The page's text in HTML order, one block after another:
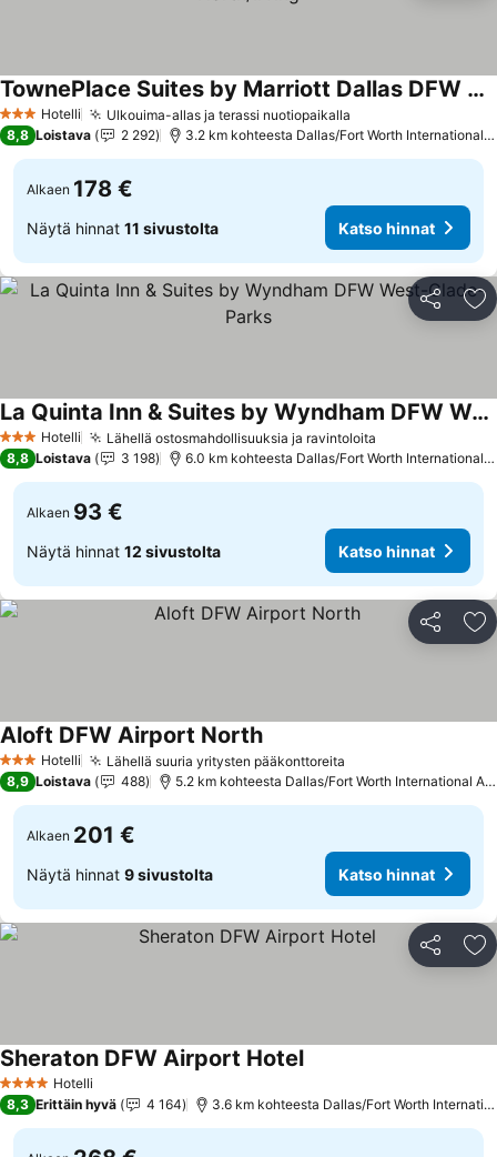
3 Tähtiluokitus
Hotelli Ulkouima-allas ja terassi nuotiopaikalla
TownePlace Suites by Marriott Dallas DFW Airport North/Irving
Katso hinnat
8,8 Loistava 2 292 3.2 km kohteesta Dallas/Fort Worth International
Alkaen 178 €
Näytä hinnat 11 sivustolta Katso hinnat
Jaa
3 Tähtiluokitus
Hotelli Lähellä ostosmahdollisuuksia ja ravintoloita
La Quinta Inn & Suites by Wyndham DFW West-Glade-Parks
Katso hinnat
8,8 Loistava 3 198 6.0 km kohteesta Dallas/Fort Worth International
Alkaen 93 €
Näytä hinnat 12 sivustolta Katso hinnat
Jaa
3 Tähtiluokitus
Hotelli Lähellä suuria yritysten pääkonttoreita
Aloft DFW Airport NorthKatso hinnat
8,9 Loistava 488 5.2 km kohteesta Dallas/Fort Worth International
Alkaen 201 €
Näytä hinnat 9 sivustolta Katso hinnat
Jaa
4 Tähtiluokitus
Hotelli
Sheraton DFW Airport HotelKatso hinnat
8,3 Erittäin hyvä 4 164 3.6 km kohteesta Dallas/Fort Worth